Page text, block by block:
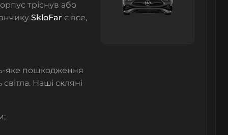
тріснув або
SkloFar є все,
яке пошкодження
Наші скляні